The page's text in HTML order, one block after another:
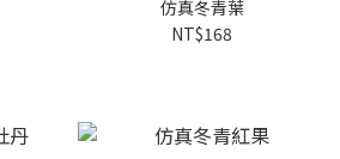
仿真冬青葉
NT$168